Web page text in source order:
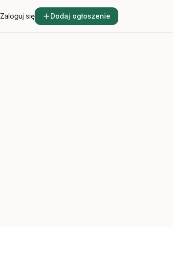
Zaloguj się Dodaj ogłoszenie